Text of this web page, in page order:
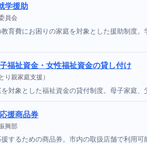
学援助
員会
育費にお困りの家庭を対象とした援助制度
福祉資金・女性福祉資金の貸し付け
り親家庭支援）
対象とした福祉資金の貸付制度。母子家庭
援商品券
興部
するための商品券。市内の取扱店舗で利用可